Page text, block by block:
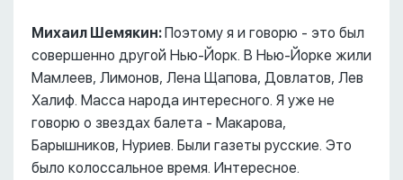
Михаил Шемякин:Поэтому я и говорю - это был
совершенно другой Нью-Йорк. В Нью-Йорке жили
Мамлеев, Лимонов, Лена Щапова, Довлатов, Лев
Халиф. Масса народа интересного. Я уже не
говорю о звездах балета - Макарова,
Барышников, Нуриев. Были газеты русские. Это
было колоссальное время. Интересное.